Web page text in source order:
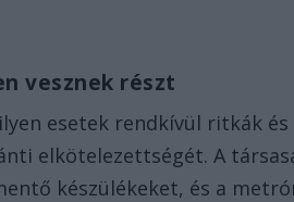
vesznek részt
esetek rendkívül ritkák
elkötelezettségét. A
készülékeket, és a